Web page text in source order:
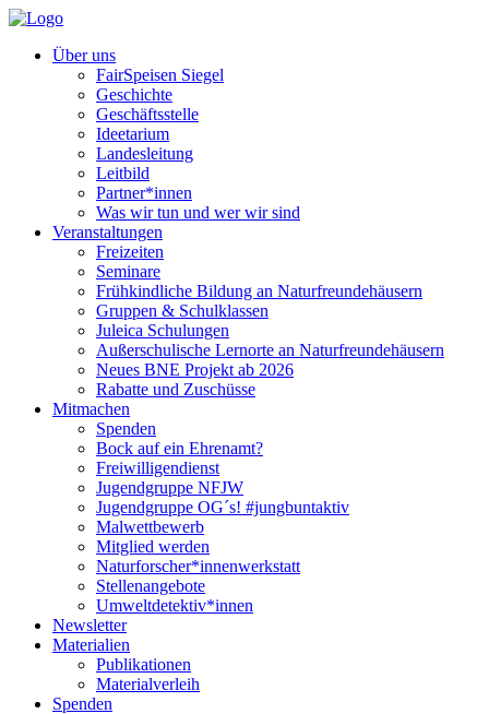
Über uns
FairSpeisen Siegel
Geschichte
Geschäftsstelle
Ideetarium
Landesleitung
Leitbild
Partner*innen
Was wir tun und wer wir sind
Veranstaltungen
Freizeiten
Seminare
Frühkindliche Bildung an Naturfreundehäusern
Gruppen & Schulklassen
Juleica Schulungen
Außerschulische Lernorte an Naturfreundehäusern
Neues BNE Projekt ab 2026
Rabatte und Zuschüsse
Mitmachen
Spenden
Bock auf ein Ehrenamt?
Freiwilligendienst
Jugendgruppe NFJW
Jugendgruppe OG´s! #jungbuntaktiv
Malwettbewerb
Mitglied werden
Naturforscher*innenwerkstatt
Stellenangebote
Umweltdetektiv*innen
Newsletter
Materialien
Publikationen
Materialverleih
Spenden